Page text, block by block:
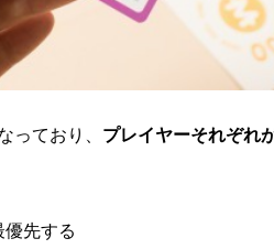
っており、 プレイヤーそれぞれ
先する